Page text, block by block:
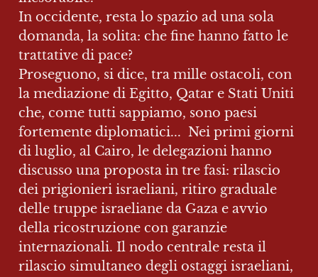
In occidente, resta lo spazio ad una sola
domanda, la solita: che fine hanno fatto le
trattative di pace?
Proseguono, si dice, tra mille ostacoli, con
la mediazione di Egitto, Qatar e Stati Uniti
che, come tutti sappiamo, sono paesi
fortemente diplomatici...  Nei primi giorni
di luglio, al Cairo, le delegazioni hanno
discusso una proposta in tre fasi: rilascio
dei prigionieri israeliani, ritiro graduale
delle truppe israeliane da Gaza e avvio
della ricostruzione con garanzie
internazionali. Il nodo centrale resta il
rilascio simultaneo degli ostaggi israeliani,